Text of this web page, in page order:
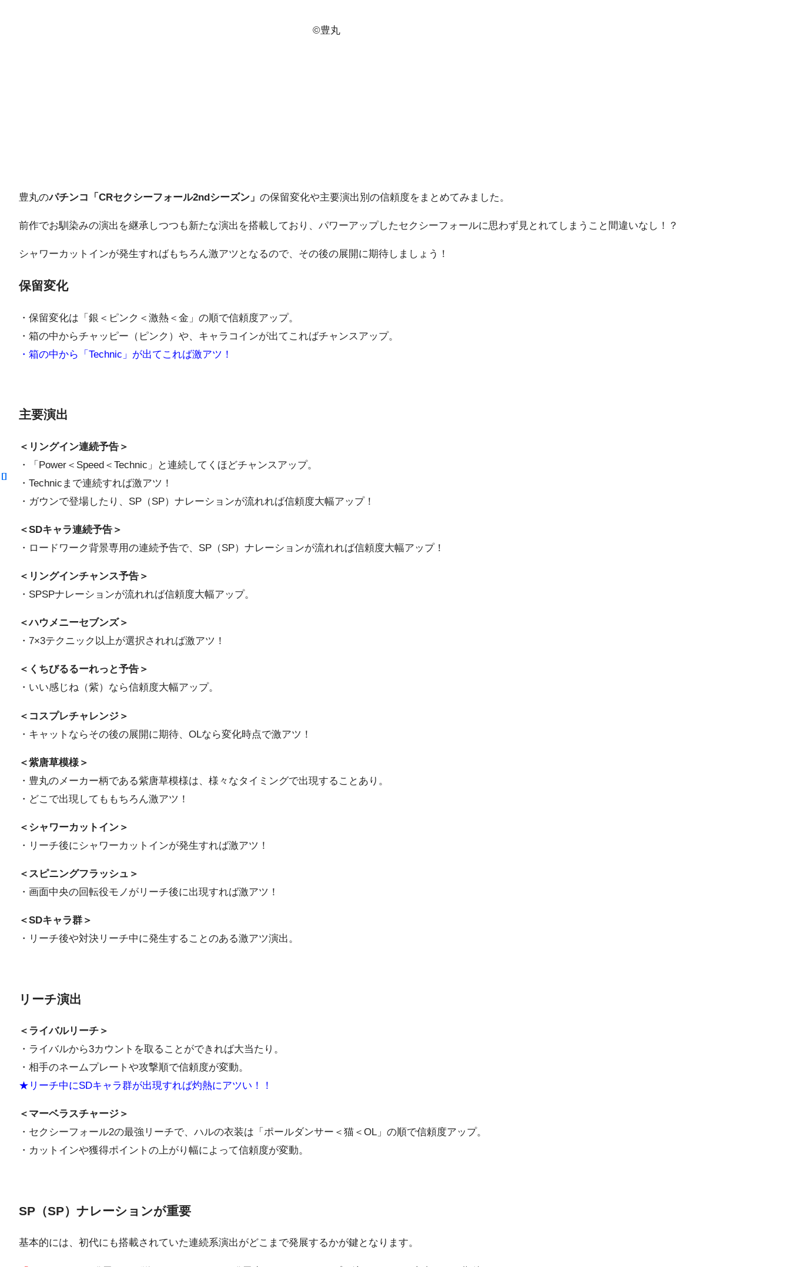
©豊丸
豊丸のパチンコ「CRセクシーフォール2ndシーズン」 の保留変化や主要演出別の信頼度をまとめてみました。
前作でお馴染みの演出を継承しつつも新たな演出を搭載しており、パワーアップしたセクシーフォールに思わず見とれてしまうこと間違いなし！？
シャワーカットインが発生すればもちろん激アツとなるので、その後の展開に期待しましょう！
保留変化
・保留変化は「銀＜ピンク＜激熱＜金」の順で信頼度アップ。
・箱の中からチャッピー（ピンク）や、キャラコインが出てこればチャンスアップ。
・箱の中から「Technic」が出てこれば激アツ！
主要演出
＜リングイン連続予告＞
・「Power＜Speed＜Technic」と連続してくほどチャンスアップ。
・Technicまで連続すれば激アツ！
・ガウンで登場したり、SP（SP）ナレーションが流れれば信頼度大幅アップ！
＜SDキャラ連続予告＞
・ロードワーク背景専用の連続予告で、SP（SP）ナレーションが流れれば信頼度大幅アップ！
＜リングインチャンス予告＞
・SPSPナレーションが流れれば信頼度大幅アップ。
＜ハウメニーセブンズ＞
・7×3テクニック以上が選択されれば激アツ！
＜くちびるるーれっと予告＞
・いい感じね（紫）なら信頼度大幅アップ。
＜コスプレチャレンジ＞
・キャットならその後の展開に期待、OLなら変化時点で激アツ！
＜紫唐草模様＞
・豊丸のメーカー柄である紫唐草模様は、様々なタイミングで出現することあり。
・どこで出現してももちろん激アツ！
＜シャワーカットイン＞
・リーチ後にシャワーカットインが発生すれば激アツ！
＜スピニングフラッシュ＞
・画面中央の回転役モノがリーチ後に出現すれば激アツ！
＜SDキャラ群＞
・リーチ後や対決リーチ中に発生することのある激アツ演出。
リーチ演出
＜ライバルリーチ＞
・ライバルから3カウントを取ることができれば大当たり。
・相手のネームプレートや攻撃順で信頼度が変動。
★リーチ中にSDキャラ群が出現すれば灼熱にアツい！！
＜マーベラスチャージ＞
・セクシーフォール2の最強リーチで、ハルの衣装は「ポールダンサー＜猫＜OL」の順で信頼度アップ。
・カットインや獲得ポイントの上がり幅によって信頼度が変動。
SP（SP）ナレーションが重要
基本的には、初代にも搭載されていた連続系演出がどこまで発展するかが鍵となります。